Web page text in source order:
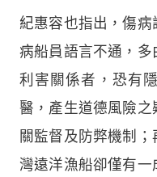
紀惠容也指出，傷
病船員語言不通，
利害關係者，恐有
醫，產生道德風險之
關監督及防弊機制
灣遠洋漁船卻僅有一